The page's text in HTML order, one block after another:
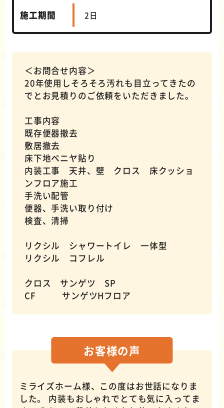
施工期間 2日
＜お問合せ内容＞
20年使用しそろそろ汚れも目立ってきたの
でとお見積りのご依頼をいただきました。
工事内容
既存便器撤去
敷居撤去
床下地ベニヤ貼り
内装工事 天井、壁 クロス 床クッショ
ンフロア施工
手洗い配管
便器、手洗い取り付け
検査、清掃
リクシル シャワートイレ 一体型
リクシル コフレル
クロス サンゲツ SP
CF サンゲツHフロア
お客様の声
ミライズホーム様、この度はお世話になりま
した。 内装もおしゃれでとても気に入ってま